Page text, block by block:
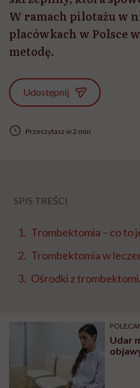
W ramach pilotażu w
placówkach w Polsce
metodę.
Udostępnij
Przeczytasz w 2 min
SPIS TREŚCI
Trombektomia – co to
Trombektomia w
Ośrodki z
Udar